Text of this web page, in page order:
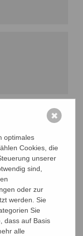
optimales
Cookies, die
unserer
sind,
oder zur
werden. Sie
Sie
dass auf Basis
alle
✖